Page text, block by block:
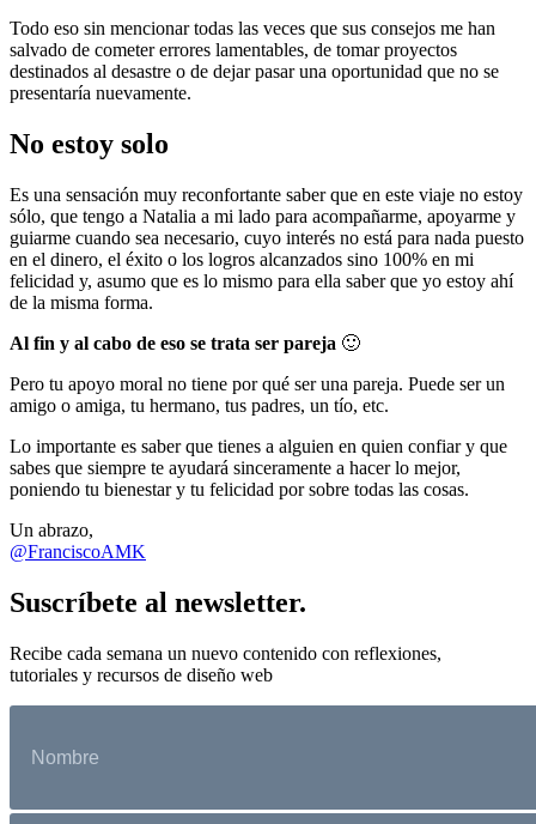
Todo eso sin mencionar todas las veces que sus consejos me han
salvado de cometer errores lamentables, de tomar proyectos
destinados al desastre o de dejar pasar una oportunidad que no se
presentaría nuevamente.
No estoy solo
Es una sensación muy reconfortante saber que en este viaje no estoy
sólo, que tengo a Natalia a mi lado para acompañarme, apoyarme y
guiarme cuando sea necesario, cuyo interés no está para nada puesto
en el dinero, el éxito o los logros alcanzados sino 100% en mi
felicidad y, asumo que es lo mismo para ella saber que yo estoy ahí
de la misma forma.
Al fin y al cabo de eso se trata ser pareja 🙂
Pero tu apoyo moral no tiene por qué ser una pareja. Puede ser un
amigo o amiga, tu hermano, tus padres, un tío, etc.
Lo importante es saber que tienes a alguien en quien confiar y que
sabes que siempre te ayudará sinceramente a hacer lo mejor,
poniendo tu bienestar y tu felicidad por sobre todas las cosas.
Un abrazo,
@FranciscoAMK
Suscríbete al newsletter.
Recibe cada semana un nuevo contenido con reflexiones,
tutoriales y recursos de diseño web